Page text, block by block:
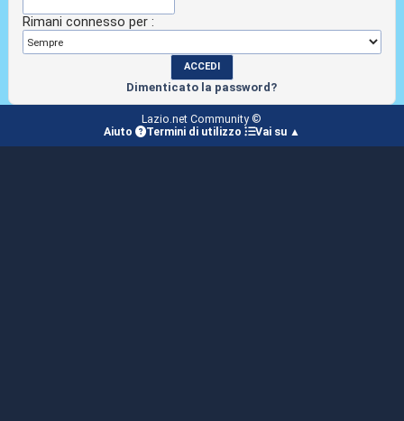
Rimani connesso per :
Dimenticato la password?
Lazio.net Community ©
Aiuto
Termini di utilizzo Vai su ▲